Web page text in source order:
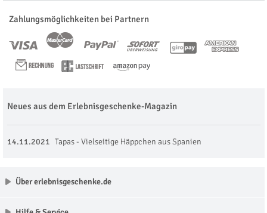
Zahlungsmöglichkeiten bei Partnern
Neues aus dem Erlebnisgeschenke-Magazin
14.11.2021 Tapas - Vielseitige Häppchen aus Spanien
Über erlebnisgeschenke.de